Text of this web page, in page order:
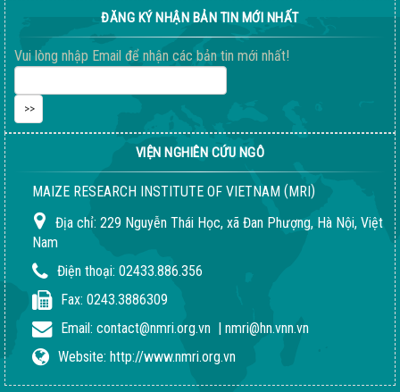
ĐĂNG KÝ NHẬN BẢN TIN MỚI NHẤT
Vui lòng nhập Email để nhận các bản tin mới nhất!
VIỆN NGHIÊN CỨU NGÔ
MAIZE RESEARCH INSTITUTE OF VIETNAM ( MRI )
Địa chỉ: 229 Nguyễn Thái Học, xã Đan Phượng, Hà Nội, Việt
Nam
Điện thoại: 02433.886.356
Fax: 0243.3886309
Email: contact@nmri.org.vn
nmri@hn.vnn.vn
Website: http://www.nmri.org.vn